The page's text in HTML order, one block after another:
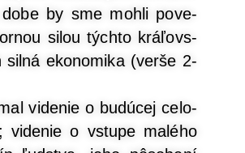
by sme moh­li pove­
silou tých­to krá­ľovs­
sil­ná eko­no­mi­ka (ver­še 2-
vide­nie o budú­cej celo­
vide­nie o vstu­pe malé­ho